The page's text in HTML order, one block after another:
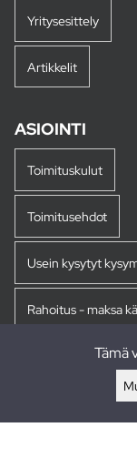
Yritysesittely
Artikkelit
ASIOINTI
Toimituskulut
Toimitusehdot
Usein kysytyt
Rahoitus - maksa
Tämä